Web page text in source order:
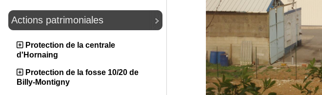
Actions patrimoniales
Protection de la centrale
d'Hornaing
Protection de la fosse 10/20 de
Billy-Montigny